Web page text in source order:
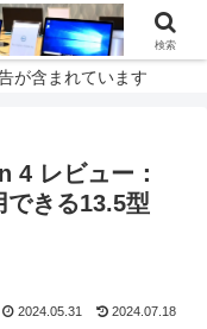
が含まれています
4 レビュー：
きる13.5型
2024.05.31 2024.07.18
検索